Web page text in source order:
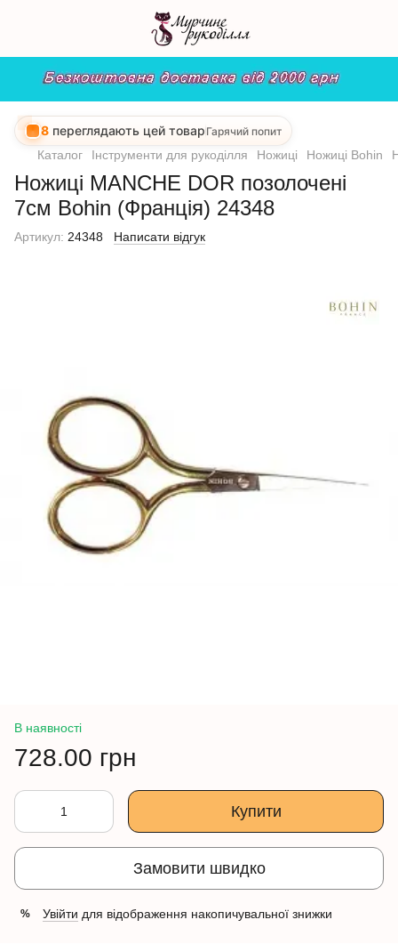
8 переглядають цей товар Гарячий попит
Каталог Інструменти для рукоділля Ножиці Ножиці Bohin
Ножиці MANCHE DOR позолочені
7см Bohin (Франція) 24348
Артикул: 24348 Написати відгук
В наявності
728.00 грн
Купити
Замовити швидко
% Увійти для відображення накопичувальної знижки